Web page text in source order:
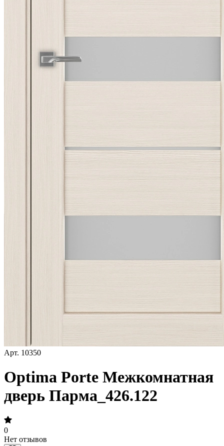
Арт. 10350
Optima Porte Межкомнатная
дверь Парма_426.122
0
Нет отзывов